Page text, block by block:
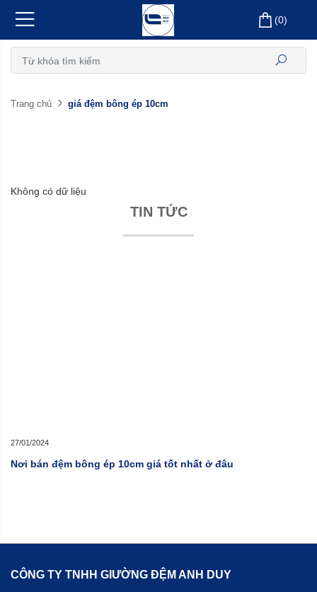
(0)
Trang chủ giá đệm bông ép 10cm
Không có dữ liệu
TIN TỨC
27/01/2024
Nơi bán đệm bông ép 10cm giá tốt nhất ở đâu
CÔNG TY TNHH GIƯỜNG ĐỆM ANH DUY